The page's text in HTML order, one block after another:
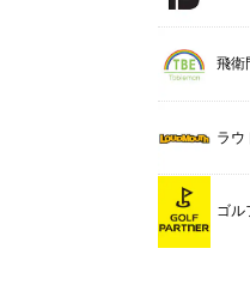
飛衛
ラウ
ゴル